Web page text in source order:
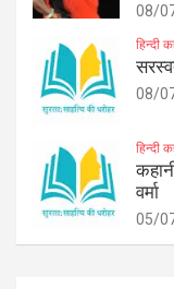
08/
हिन्दी
08/
हिन्दी
वर्मा
05/